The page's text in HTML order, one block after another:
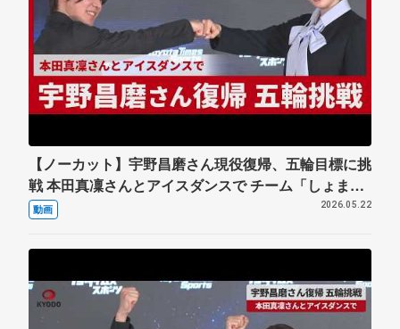
【ノーカット】宇野昌磨さん現役復帰、五輪目標に挑
戦 本田真凜さんとアイスダンスで チーム「しょまり
ん」
動画 2026.05.22